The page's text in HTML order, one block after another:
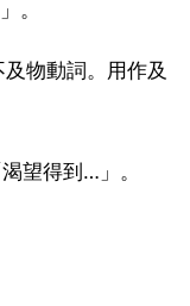
。
物動詞。用作及
望得到…」。